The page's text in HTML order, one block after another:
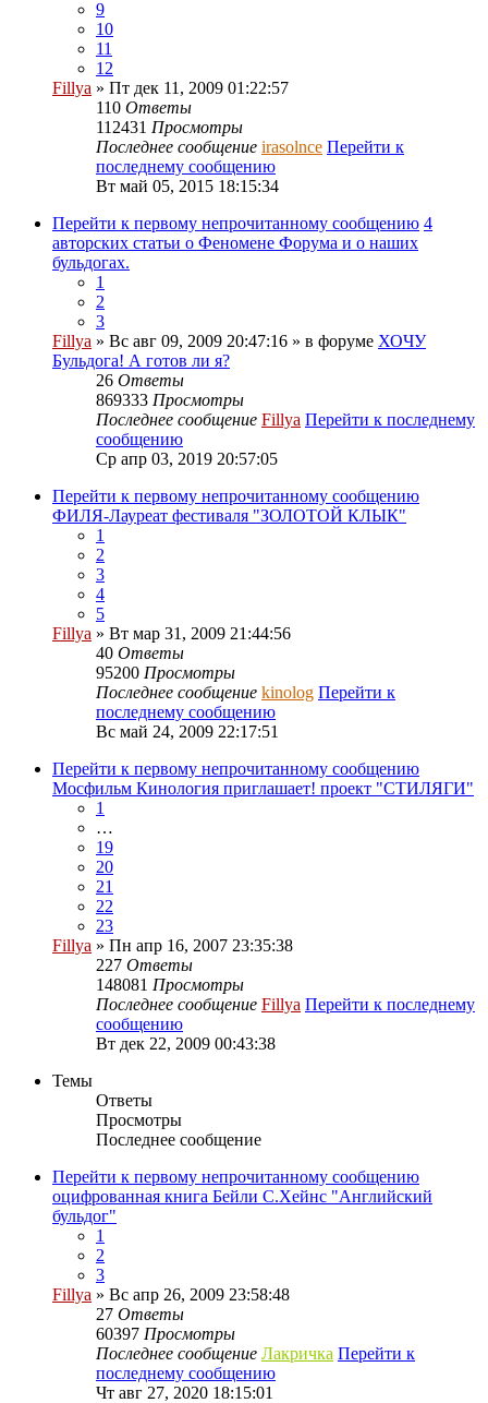
9
10
11
12
Fillya » Пт дек 11, 2009 01:22:57
110 Ответы
112431 Просмотры
Последнее сообщение irasolnce Перейти к
последнему сообщению
Вт май 05, 2015 18:15:34
Перейти к первому непрочитанному сообщению 4
авторских статьи о Феномене Форума и о наших
бульдогах.
1
2
3
Fillya » Вс авг 09, 2009 20:47:16 » в форуме ХОЧУ
Бульдога! А готов ли я?
26 Ответы
869333 Просмотры
Последнее сообщение Fillya Перейти к последнему
сообщению
Ср апр 03, 2019 20:57:05
Перейти к первому непрочитанному сообщению
ФИЛЯ-Лауреат фестиваля "ЗОЛОТОЙ КЛЫК"
1
2
3
4
5
Fillya » Вт мар 31, 2009 21:44:56
40 Ответы
95200 Просмотры
Последнее сообщение kinolog Перейти к
последнему сообщению
Вс май 24, 2009 22:17:51
Перейти к первому непрочитанному сообщению
Мосфильм Кинология приглашает! проект "СТИЛЯГИ"
1
…
19
20
21
22
23
Fillya » Пн апр 16, 2007 23:35:38
227 Ответы
148081 Просмотры
Последнее сообщение Fillya Перейти к последнему
сообщению
Вт дек 22, 2009 00:43:38
Темы
Ответы
Просмотры
Последнее сообщение
Перейти к первому непрочитанному сообщению
оцифрованная книга Бейли С.Хейнс "Английский
бульдог"
1
2
3
Fillya » Вс апр 26, 2009 23:58:48
27 Ответы
60397 Просмотры
Последнее сообщение Лакричка Перейти к
последнему сообщению
Чт авг 27, 2020 18:15:01